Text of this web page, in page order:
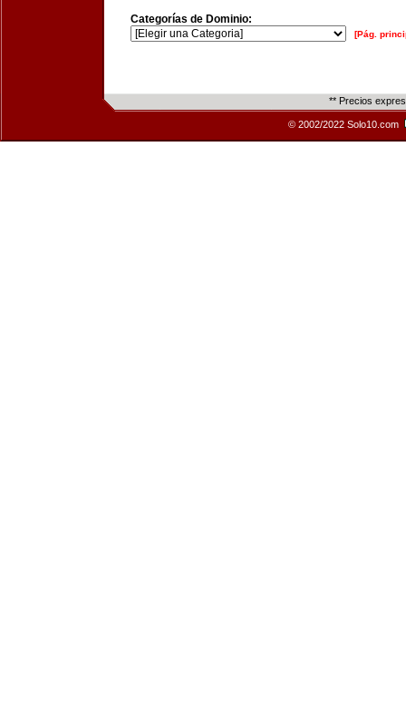
Categorías de Dominio:
[Pág.
** Precios
© 2002/2022 Solo10.com